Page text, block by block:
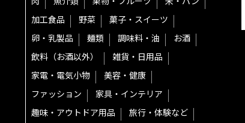
加工食品
野菜
菓子・スイーツ
卵・乳製品
麺類 調味料・油
お酒
飲料（お酒以外）
雑貨・日用品
家電・電気小物
美容・健康
ファッション
家具・インテリア
趣味・アウトドア用品
旅行・体験など